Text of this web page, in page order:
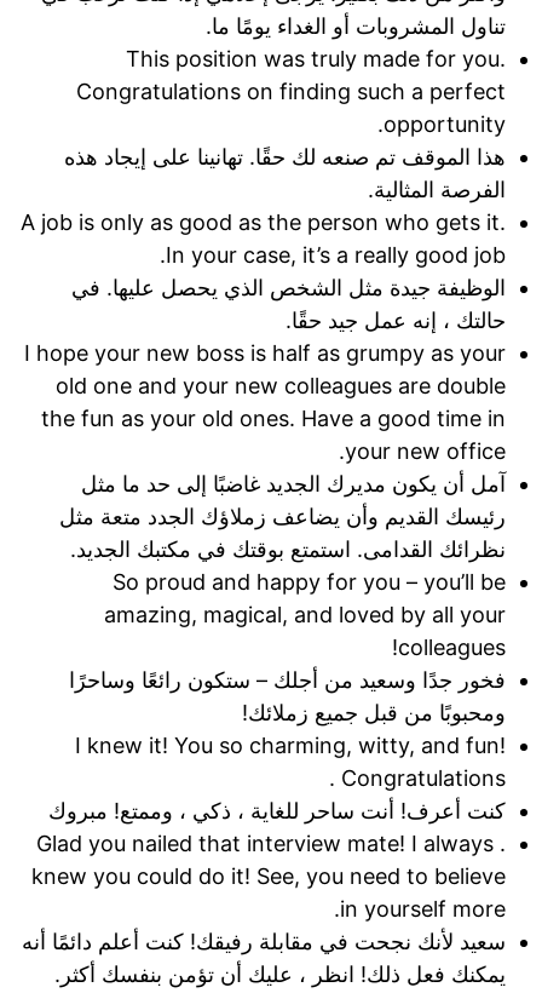
تناول المشروبات أو الغداء يومًا ما.
This position was truly made for you.
Congratulations on finding such a perfect
opportunity.
هذا الموقف تم صنعه لك حقًا. تهانينا على إيجاد هذه
الفرصة المثالية.
A job is only as good as the person who gets it.
In your case, it’s a really good job.
الوظيفة جيدة مثل الشخص الذي يحصل عليها. في
حالتك ، إنه عمل جيد حقًا.
I hope your new boss is half as grumpy as your
old one and your new colleagues are double
the fun as your old ones. Have a good time in
your new office.
آمل أن يكون مديرك الجديد غاضبًا إلى حد ما مثل
رئيسك القديم وأن يضاعف زملاؤك الجدد متعة مثل
نظرائك القدامى. استمتع بوقتك في مكتبك الجديد.
So proud and happy for you – you’ll be
amazing, magical, and loved by all your
colleagues!
فخور جدًا وسعيد من أجلك – ستكون رائعًا وساحرًا
ومحبوبًا من قبل جميع زملائك!
I knew it! You so charming, witty, and fun!
Congratulations .
كنت أعرف! أنت ساحر للغاية ، ذكي ، وممتع! مبروك
. Glad you nailed that interview mate! I always
knew you could do it! See, you need to believe
in yourself more.
سعيد لأنك نجحت في مقابلة رفيقك! كنت أعلم دائمًا أنه
يمكنك فعل ذلك! انظر ، عليك أن تؤمن بنفسك أكثر.